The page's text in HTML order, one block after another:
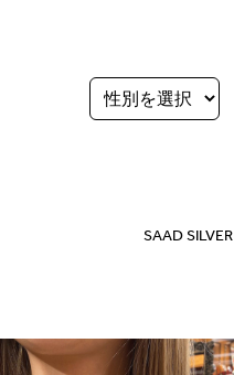
SAAD SILVER